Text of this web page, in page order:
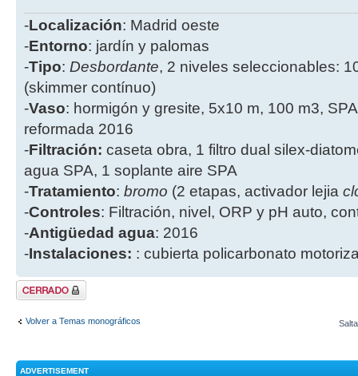
-Localización: Madrid oeste
-Entorno: jardín y palomas
-Tipo: Desbordante, 2 niveles seleccionables:
(skimmer contínuo)
-Vaso: hormigón y gresite, 5x10 m, 100 m3,
reformada 2016
-Filtración: caseta obra, 1 filtro dual silex-
agua SPA, 1 soplante aire SPA
-Tratamiento: bromo (2 etapas, activador lejia
-Controles: Filtración, nivel, ORP y pH auto,
-Antigüedad agua: 2016
-Instalaciones: : cubierta policarbonato
Tema cerrado
Volver a Temas monográficos
ADVERTISEMENT